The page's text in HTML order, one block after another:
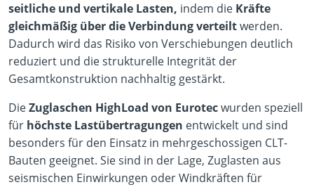
seitliche und vertikale Lasten, indem die Kräfte
gleichmäßig über die Verbindung verteiltwerden.
Dadurch wird das Risiko von Verschiebungen deutlich
reduziert und die strukturelle Integrität der
Gesamtkonstruktion nachhaltig gestärkt.
DieZuglaschen HighLoad von Eurotecwurden speziell
für höchste Lastübertragungen entwickelt und sind
besonders für den Einsatz in mehrgeschossigen CLT-
Bauten geeignet. Sie sind in der Lage, Zuglasten aus
seismischen Einwirkungen oder Windkräften für